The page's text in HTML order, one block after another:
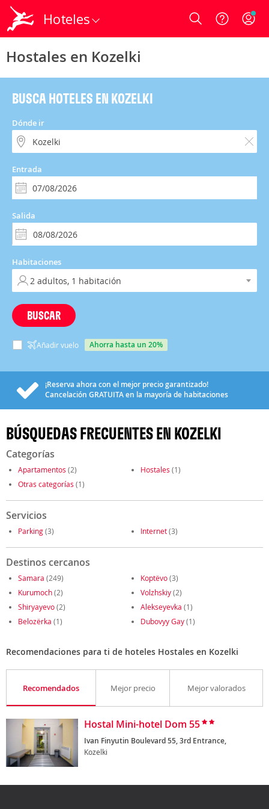
Hoteles Login
Hostales en Kozelki
BUSCA HOTELES EN KOZELKI
Dónde ir
Entrada
Salida
Habitaciones
BUSCAR
Añadir vuelo ahorra hasta un 20%
¡Reserva ahora con el mejor precio garantizado!
Cancelación GRATUITAen la mayoría de habitaciones
BÚSQUEDAS FRECUENTES EN KOZELKI
Categorías
Apartamentos (2) Hostales (1)
Otras categorías (1)
Servicios
Parking(3) Internet(3)
Destinos cercanos
Samara (249) Koptëvo(3)
Kurumoch(2) Volzhskiy(2)
Shiryayevo(2) Alekseyevka (1)
Belozërka (1) Dubovyy Gay(1)
Recomendaciones para ti de hoteles Hostales en Kozelki
Recomendados Mejor precio Mejor valorados
Hostal Mini-hotel Dom 55
Ivan Finyutin Boulevard 55, 3rd Entrance,
Kozelki